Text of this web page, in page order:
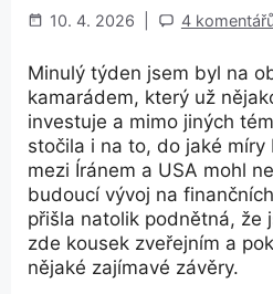
10. 4. 2026 4
Minulý týden jsem byl na
kamarádem, který už
investuje a mimo jiných
stočila i na to, do jaké
mezi Íránem a USA mohl
budoucí vývoj na
přišla natolik podnětná, že
zde kousek zveřejním a
nějaké zajímavé závěry.